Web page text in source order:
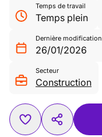
Temps de travail
Temps plein
Dernière modification
26/01/2026
Secteur
Construction